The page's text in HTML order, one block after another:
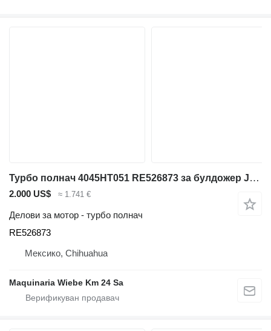
Турбо полнач 4045HT051 RE526873 за булдожер John Deere 450J 650J, 450J 550J
2.000 US$ ≈ 1.741 €
Делови за мотор - турбо полнач
RE526873
Мексико, Chihuahua
Maquinaria Wiebe Km 24 Sa